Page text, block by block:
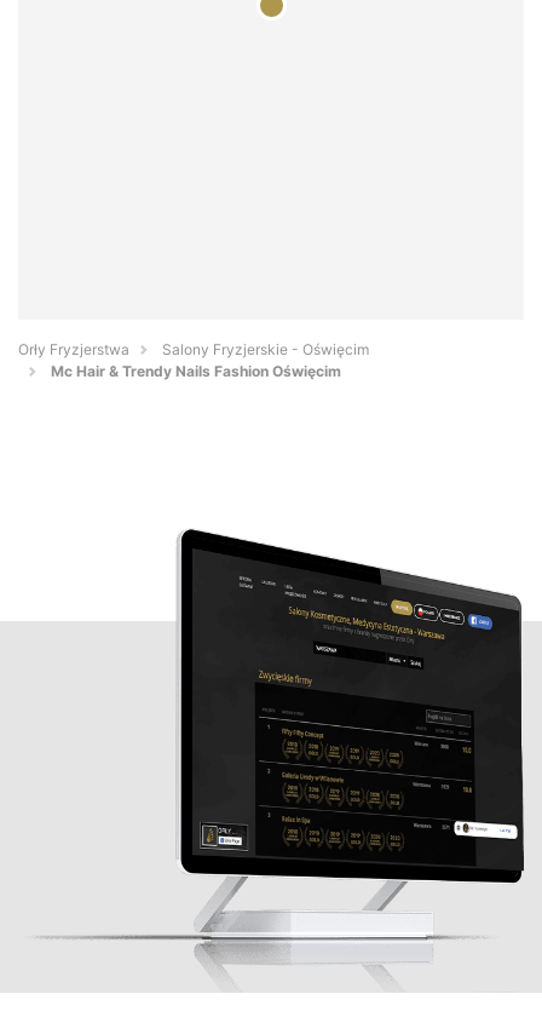
Orły Fryzjerstwa
Salony Fryzjerskie - Oświęcim
Mc Hair & Trendy Nails Fashion Oświęcim